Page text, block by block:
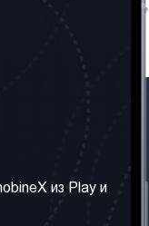
и Условия
из Play и